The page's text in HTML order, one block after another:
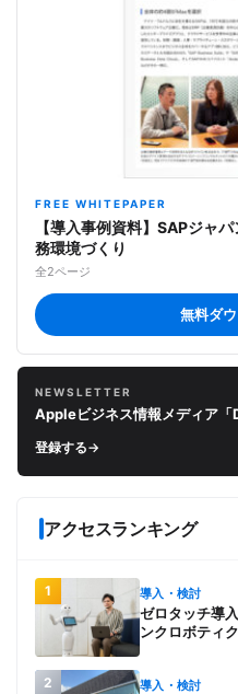
FREE WHITEPAPER
【導入事例資料】SAPジャ
務環境づくり
全2ページ
無料ダ
NEWSLETTER
Appleビジネス情報メディア
登録する→
アクセスランキング
1 導入・検討
ゼロタッチ導
ンクロボティ
2 導入・検討